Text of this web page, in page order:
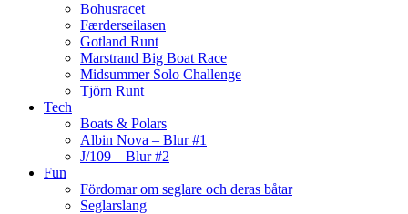
Bohusracet
Færderseilasen
Gotland Runt
Marstrand Big Boat Race
Midsummer Solo Challenge
Tjörn Runt
Tech
Boats & Polars
Albin Nova – Blur #1
J/109 – Blur #2
Fun
Fördomar om seglare och deras båtar
Seglarslang